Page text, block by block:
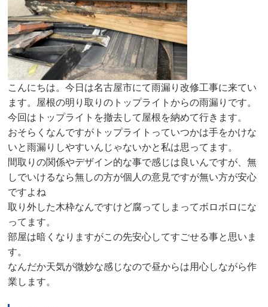
こんにちは。今日は名古屋市にて雨漏り改修工事に来てい
ます。屋根の明り取りのトップライトからの雨漏りです。
今回はトップライトを撤去して屋根を納めて行きます。
おそらくなんですがトップライトっていつかは手をかけな
いと雨漏りしやすいんじゃないかと私は思ってます。
間取りの関係やデザイン的な事で感じは良いんですが、無
しでいけるなら無しの方が個人の意見ですが無い方が安心
ですよね
取り外した木枠なんですけど腐ってしまってボロボロにな
ってます。
部屋は暗くなりますがこの先安心してすごせる事と思いま
す。
なんだか天気が微妙な感じなので昼からは用心しながら作
業します。